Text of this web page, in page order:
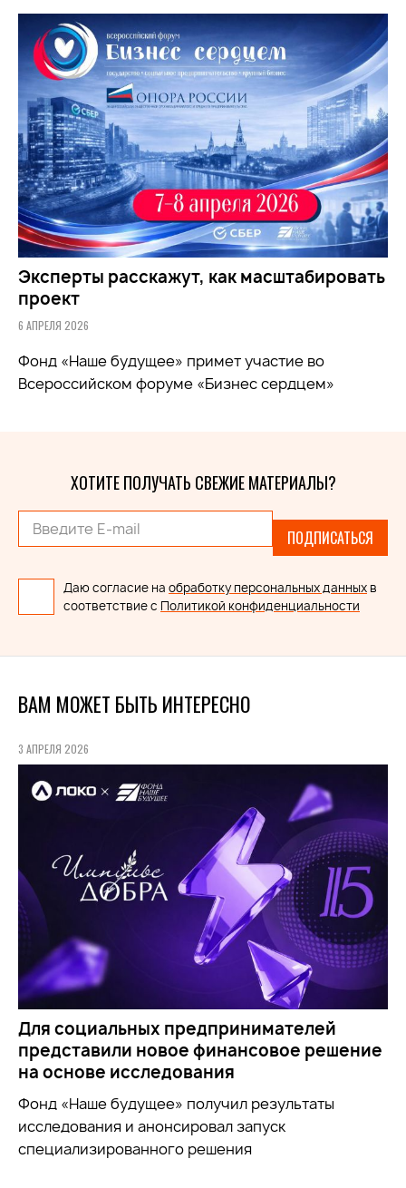
Эксперты расскажут, как масштабировать
проект
6 АПРЕЛЯ 2026
Фонд «Наше будущее» примет участие во
Всероссийском форуме «Бизнес сердцем»
ХОТИТЕ ПОЛУЧАТЬ СВЕЖИЕ МАТЕРИАЛЫ?
ПОДПИСАТЬСЯ
Даю согласие на обработку персональных данных в
соответствие с Политикой конфиденциальности
ВАМ МОЖЕТ БЫТЬ ИНТЕРЕСНО
3 АПРЕЛЯ 2026
Для социальных предпринимателей
представили новое финансовое решение
на основе исследования
Фонд «Наше будущее» получил результаты
исследования и анонсировал запуск
специализированного решения